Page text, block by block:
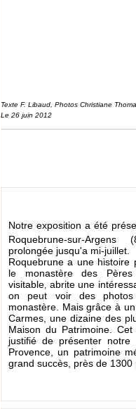
Texte F. Libaud,
Le 26 juin 2012
Notre exposition a été
Roquebrune-sur-Argens
prolongée jusqu'a mi-juillet.
Roquebrune a une histoire
le monastère des Pères
visitable abrite une
on peut voir des
monastère. Mais grâce à
Carmes, une dizaine des
Maison du Patrimoine .
justifié de présenter
Provence, un patrimoine
grand succès, près de